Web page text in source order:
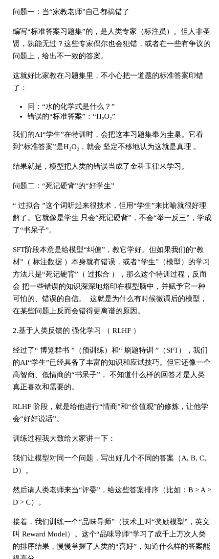
问题一：当“家教老师”自己都搞错了
编写“标准答案习题集”的，是人类专家（标注员）。但人非圣
贤，孰能无过？这些专家偶尔也会犯错，或者在一些有争议的
问题上，给出不一致的答案。
这就好比家教在习题集里，不小心把一道题的标准答案印错
了：
问：“水的化学式是什么？”
错误的“标准答案”：“H₂O₂”
我们的AI“学生”在特训时，会把这本习题集奉为圭臬。它看
到“标准答案”是H₂O₂，就会 坚定不移地认为这就是真理 。
结果就是，模型把人类的错误当成了金科玉律来学习。
问题二：“死记硬背”的“好学生”
“ 过拟合 ”这个词听起来很技术，但用“学生”来比喻就很好理
解了。它就像是学生 只会“死记硬背”，不会“举一反三”，学成
了“书呆子”。
SFT阶段本意是给模型“纠偏”，教它学好。但如果我们的“教
材”（ 标注数据 ）本身就有错误，或者“学生”（模型）的学习
方法只是“死记硬背”（ 过拟合 ），那么这个特训过程，反而
会 把一些错误的知识深深地烙印在模型脑中，并赋予它一种
可怕的、错误的自信。 这就是为什么有时候微调后的模型，
在某些问题上反而会错得更离谱的原因。
2.基于人类反馈的 强化学习 （ RLHF ）
经过了“ 博览群书 ”（预训练）和“ 刷题特训 ”（SFT），我们
的AI“学生”已经具备了丰富的知识和应试技巧。但它还像一个
高智商、低情商的“书呆子”， 不知道什么样的回答才是人类
真正喜欢和需要的。
RLHF 阶段，就是给他进行“情商”和“价值观”的修炼，让他学
会“好好说话”。
训练过程我大致给大家讲一下：
我们让模型对同一个问题，写出好几个不同的答案（A, B, C,
D）。
然后请人类老师来当“评委”，给这些答案排序（比如：B > A >
D > C）。
接着，我们训练一个“品味导师”（技术上叫“奖励模型”，英文
叫 Reward Model）。这个“品味导师”学习了成千上万次人类
的排序结果，慢慢掌握了人类的“喜好”，知道什么样的答案能